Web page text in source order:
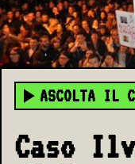
ASCOLTA IL
Caso